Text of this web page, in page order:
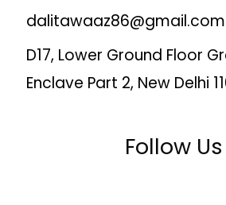
dalitawaaz86@gmail.com
D17, Lower Ground Floor
Enclave Part 2, New Delhi
Follow Us